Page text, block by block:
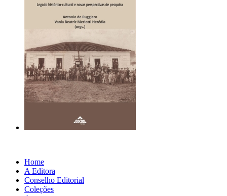
Home
A Editora
Conselho Editorial
Coleções